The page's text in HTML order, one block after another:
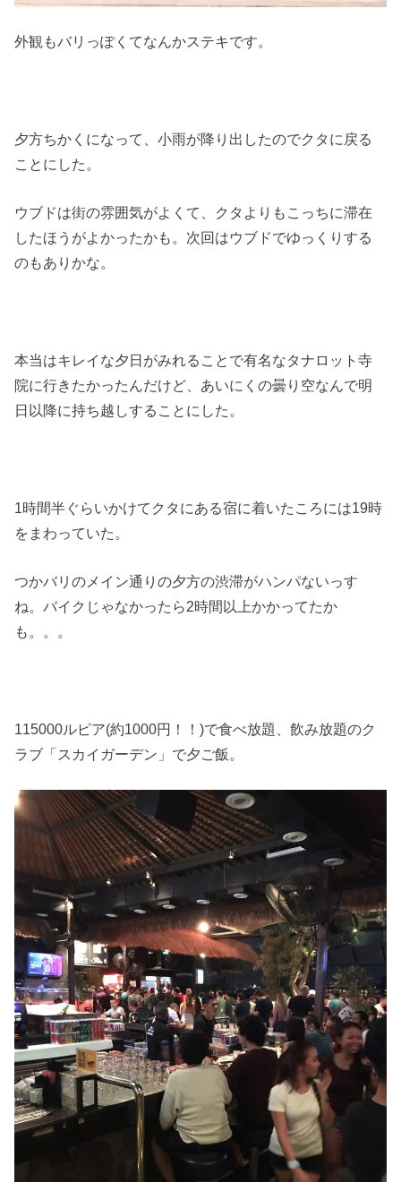
外観もバリっぽくてなんかステキです。
夕方ちかくになって、小雨が降り出したのでクタに戻る
ことにした。
ウブドは街の雰囲気がよくて、クタよりもこっちに滞在
したほうがよかったかも。次回はウブドでゆっくりする
のもありかな。
本当はキレイな夕日がみれることで有名なタナロット寺
院に行きたかったんだけど、あいにくの曇り空なんで明
日以降に持ち越しすることにした。
1時間半ぐらいかけてクタにある宿に着いたころには19時
をまわっていた。
つかバリのメイン通りの夕方の渋滞がハンパないっす
ね。バイクじゃなかったら2時間以上かかってたか
も。。。
115000ルピア(約1000円！！)で食べ放題、飲み放題のク
ラブ「スカイガーデン」で夕ご飯。